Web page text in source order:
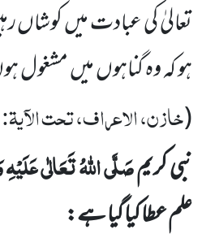
تعالیٰ کی عبادت میں کوشاں
ہو کہ وہ گناہوں میں
(خازن، الاعراف، تحت الآیۃ:
نبی کریمصَلَّی اللہُ تَعَالٰی
علم عطا کیا گیا ہے: